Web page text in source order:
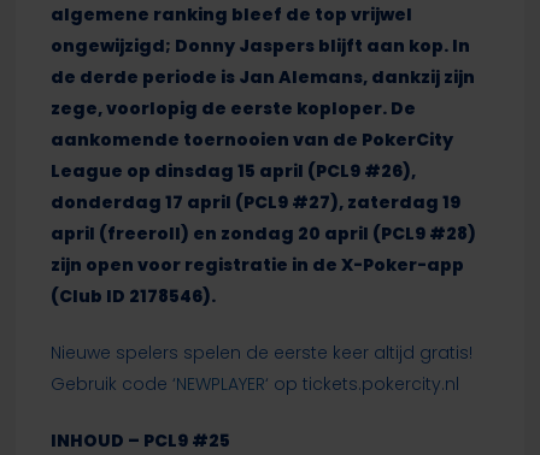
algemene ranking bleef de top vrijwel
ongewijzigd; Donny Jaspers blijft aan kop. In
de derde periode is Jan Alemans, dankzij zijn
zege, voorlopig de eerste koploper. De
aankomende toernooien van de PokerCity
League op dinsdag 15 april (PCL9 #26),
donderdag 17 april (PCL9 #27), zaterdag 19
april (freeroll) en zondag 20 april (PCL9 #28)
zijn open voor registratie in de X-Poker-app
(Club ID 2178546).
Nieuwe spelers spelen de eerste keer altijd gratis!
Gebruik code ‘NEWPLAYER‘ op tickets.pokercity.nl
INHOUD – PCL9 #25